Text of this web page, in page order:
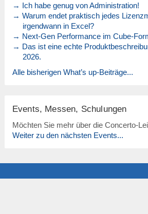
→ Ich habe genug von Administration!
→ Warum endet praktisch jedes
irgendwann in Excel?
→ Next-Gen Performance im Cube-
→ Das ist eine echte
2026.
Alle bisherigen What’s up-Beiträge...
Events, Messen, Schulungen
Möchten Sie mehr über die Concerto-
Weiter zu den nächsten Events...